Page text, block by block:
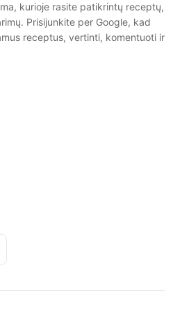
kurioje rasite patikrintų receptų,
Prisijunkite per Google, kad
receptus, vertinti, komentuoti ir